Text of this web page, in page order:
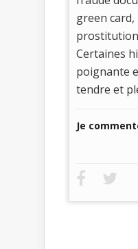
green
Certaines
poignante
tendre et
Je